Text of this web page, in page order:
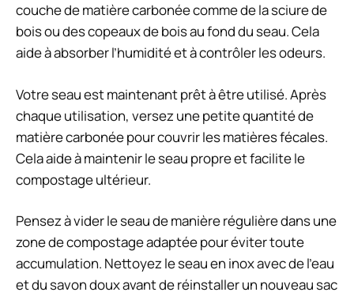
couche de matière carbonée comme de la sciure de
bois ou des copeaux de bois au fond du seau. Cela
aide à absorber l’humidité et à contrôler les odeurs.
Votre seau est maintenant prêt à être utilisé. Après
chaque utilisation, versez une petite quantité de
matière carbonée pour couvrir les matières fécales.
Cela aide à maintenir le seau propre et facilite le
compostage ultérieur.
Pensez à vider le seau de manière régulière dans une
zone de compostage adaptée pour éviter toute
accumulation. Nettoyez le seau en inox avec de l’eau
et du savon doux avant de réinstaller un nouveau sac